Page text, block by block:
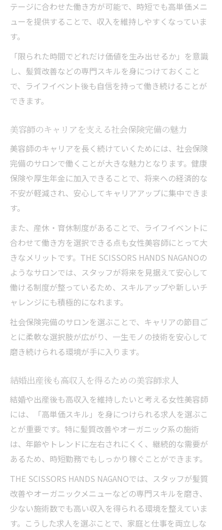
テージに合わせた働き方が可能で、時短でも高単価メニ
ューを提供することで、収入を維持しやすくなっていま
す。
「限られた時間でどれだけ価値を生み出せるか」を意識
し、髪質改善などの専門スキルを身につけておくこと
で、ライフイベント後も自信を持って働き続けることが
できます。
美容師のキャリアを支える社会保険完備の魅力
美容師のキャリアを長く続けていくためには、社会保険
完備のサロンで働くことが大きな魅力となります。健康
保険や厚生年金に加入できることで、将来への経済的な
不安が軽減され、安心してキャリアアップに集中できま
す。
また、産休・育休制度があることで、ライフイベントに
合わせて働き方を選択できる点も女性美容師にとって大
きなメリットです。THE SCISSORS HANDS NAGANOの
ようなサロンでは、スタッフが将来を見据えて安心して
働ける制度が整っているため、スキルアップや新しいチ
ャレンジにも積極的になれます。
社会保険完備のサロンを選ぶことで、キャリアの節目ご
とに柔軟な選択肢が広がり、一生モノの技術を安心して
磨き続けられる環境が手に入ります。
結婚出産後も高収入を得るための美容師求人
結婚や出産後も高収入を維持したいと考える女性美容師
には、「高単価スキル」を身につけられる求人を選ぶこ
とが重要です。特に髪質改善やオーガニック系の施術
は、年齢やトレンドに左右されにくく、継続的な需要が
あるため、時短勤務でもしっかり稼ぐことができます。
THE SCISSORS HANDS NAGANOでは、スタッフが髪質
改善やオーガニックメニューなどの専門スキルを磨き、
少ない施術数でも高い収入を得られる環境を整えていま
す。こうした求人を選ぶことで、家庭と仕事を両立しな